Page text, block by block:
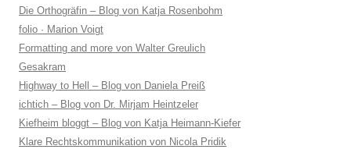
Die Orthogräfin – Blog von Katja Rosenbohm
folio · Marion Voigt
Formatting and more von Walter Greulich
Gesakram
Highway to Hell – Blog von Daniela Preiß
ichtich – Blog von Dr. Mirjam Heintzeler
Kiefheim bloggt – Blog von Katja Heimann-Kiefer
Klare Rechtskommunikation von Nicola Pridik